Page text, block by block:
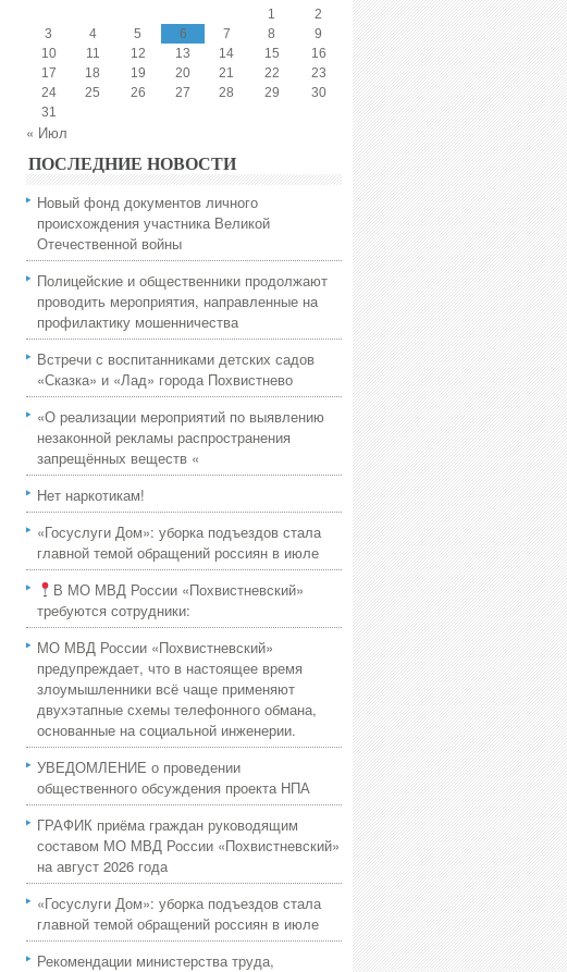
1
2
3
4 5 6 7 8
9
10
11 12 13 14 15
16
17
18 19 20 21 22
23
24
25 26 27 28 29
30
31
« Июл
ПОСЛЕДНИЕ НОВОСТИ
Новый фонд документов личного
происхождения участника Великой
Отечественной войны
Полицейские и общественники продолжают
проводить мероприятия, направленные на
профилактику мошенничества
Встречи с воспитанниками детских садов
«Сказка» и «Лад» города Похвистнево
«О реализации мероприятий по выявлению
незаконной рекламы распространения
запрещённых веществ «
Нет наркотикам!
«Госуслуги Дом»: уборка подъездов стала
главной темой обращений россиян в июле
В МО МВД России «Похвистневский»
требуются сотрудники:
МО МВД России «Похвистневский»
предупреждает, что в настоящее время
злоумышленники всё чаще применяют
двухэтапные схемы телефонного обмана,
основанные на социальной инженерии.
УВЕДОМЛЕНИЕ о проведении
общественного обсуждения проекта НПА
ГРАФИК приёма граждан руководящим
составом МО МВД России «Похвистневский»
на август 2026 года
«Госуслуги Дом»: уборка подъездов стала
главной темой обращений россиян в июле
Рекомендации министерства труда,